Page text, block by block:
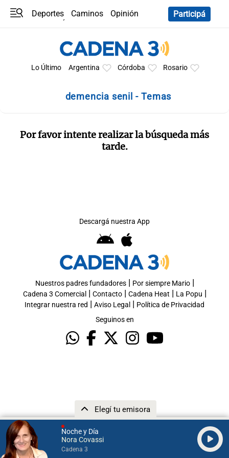
Noche y Día
Nora Covassi
Cadena 3
Elegí tu emisora
Deportes Caminos
Opinión
Participá
Lo Último Argentina Córdoba Rosario
demencia senil - Temas
Por favor intente realizar la búsqueda más
tarde.
Descargá nuestra App
Nuestros padres fundadores| Por siempre Mario|
Cadena 3 Comercial | Contacto| Cadena Heat | La Popu |
Integrar nuestra red | Aviso Legal | Política de Privacidad
Seguinos en